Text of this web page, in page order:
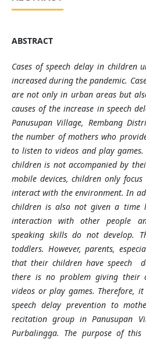
ABSTRACT
Cases of speech delay in children
increased during the pandemic.
are not only in urban areas but
causes of the increase in speech
Panusupan Village, Rembang
the number of mothers who
to listen to videos and play
children is not accompanied by
mobile devices, children only
interact with the environment. In
children is also not given a time
interaction with other people
speaking skills do not develop.
toddlers. However, parents,
that their children have speech
there is no problem giving their
videos or play games. Therefore,
speech delay prevention to
recitation group in Panusupan
Purbalingga. The purpose of